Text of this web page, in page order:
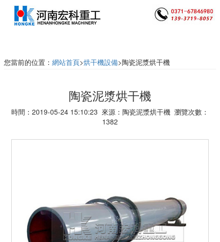
您當前的位置： 網站首頁>烘干機設備>陶瓷泥漿烘干機
陶瓷泥漿烘干機
時間：2019-05-24 15:10:23 來源：陶瓷泥漿烘干機 瀏覽次數：
1382